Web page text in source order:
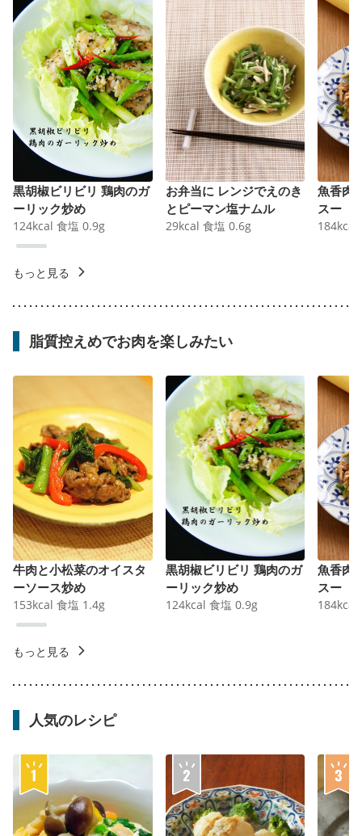
黒胡椒ビリビリ 鶏肉のガ
ーリック炒め
124kcal 食塩 0.9g
お弁当に レンジでえのき
とピーマン塩ナムル
29kcal 食塩 0.6g
魚香肉
スー
184kcal
もっと見る
脂質控えめでお肉を楽しみたい
牛肉と小松菜のオイスタ
ーソース炒め
153kcal 食塩 1.4g
黒胡椒ビリビリ 鶏肉のガ
ーリック炒め
124kcal 食塩 0.9g
魚香肉
スー
184kcal
もっと見る
人気のレシピ